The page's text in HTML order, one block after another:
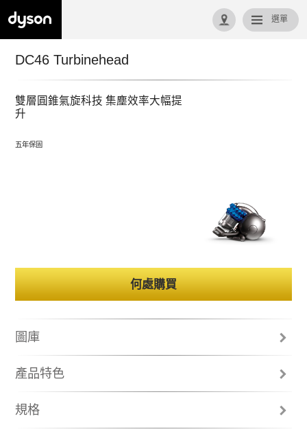
選單
回首頁
DC46 Turbinehead
雙層圓錐氣旋科技 集塵效率大幅提
升
五年保固
何處購買
圖庫
產品特色
2 Tier Radial™雙層圓錐氣旋科技
規格